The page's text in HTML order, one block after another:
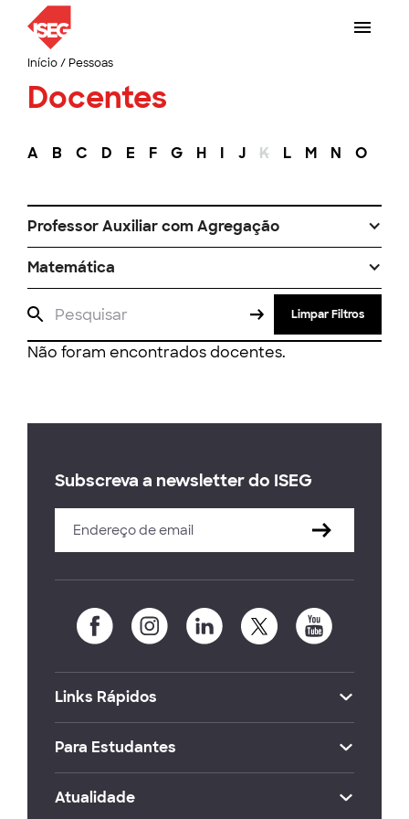
Início/ Pessoas
Docentes
A B C D E F G H I J K L M N O
Professor Auxiliar com Agregação
Matemática
Limpar Filtros
Não foram encontrados docentes.
Subscreva a newsletter do ISEG
Links Rápidos
Para Estudantes
Atualidade